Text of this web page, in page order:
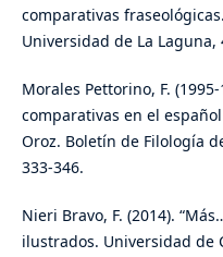
comparativas
Universidad de La Laguna,
Morales Pettorino, F.
comparativas en el
Oroz. Boletín de Filología
333-346.
Nieri Bravo, F. (2014).
ilustrados. Universidad de